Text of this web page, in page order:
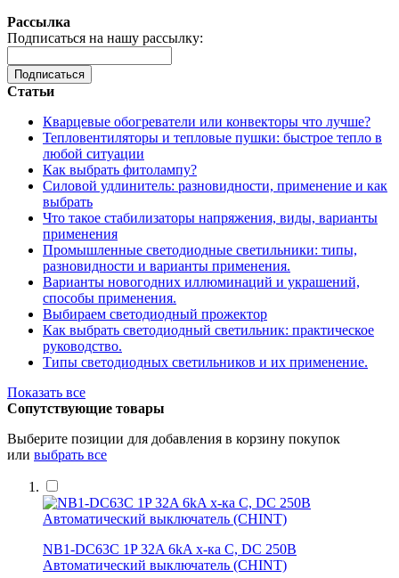
Рассылка
Подписаться на нашу рассылку:
Подписаться
Статьи
Кварцевые обогреватели или конвекторы что лучше?
Тепловентиляторы и тепловые пушки: быстрое тепло в
любой ситуации
Как выбрать фитолампу?
Силовой удлинитель: разновидности, применение и как
выбрать
Что такое стабилизаторы напряжения, виды, варианты
применения
Промышленные светодиодные светильники: типы,
разновидности и варианты применения.
Варианты новогодних иллюминаций и украшений,
способы применения.
Выбираем светодиодный прожектор
Как выбрать светодиодный светильник: практическое
руководство.
Типы светодиодных светильников и их применение.
Показать все
Сопутствующие товары
Выберите позиции для добавления в корзину покупок
или выбрать все
NB1-DC63C 1P 32A 6kA х-ка C, DC 250В
Автоматический выключатель (CHINT)